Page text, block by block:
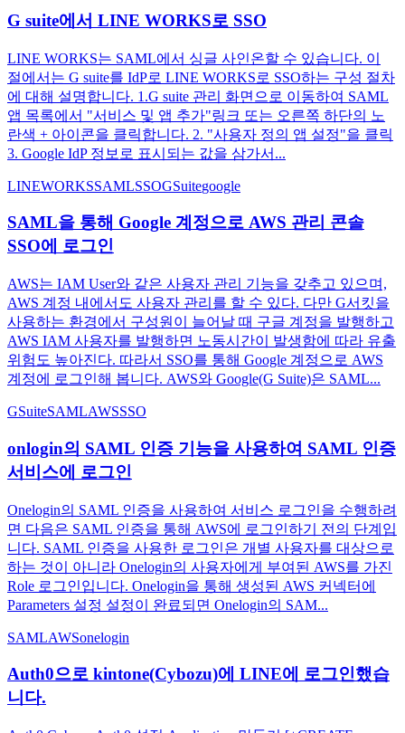
G suite에서 LINE WORKS로 SSO
LINE WORKS는 SAML에서 싱글 사인온할 수 있습니다. 이
절에서는 G suite를 IdP로 LINE WORKS로 SSO하는 구성 절차
에 대해 설명합니다. 1.G suite 관리 화면으로 이동하여 SAML
앱 목록에서 "서비스 및 앱 추가"링크 또는 오른쪽 하단의 노
란색 + 아이콘을 클릭합니다. 2. "사용자 정의 앱 설정"을 클릭
3. Google IdP 정보로 표시되는 값을 삼가서...
LINEWORKSSAMLSSOGSuitegoogle
SAML을 통해 Google 계정으로 AWS 관리 콘솔
SSO에 로그인
AWS는 IAM User와 같은 사용자 관리 기능을 갖추고 있으며,
AWS 계정 내에서도 사용자 관리를 할 수 있다. 다만 G서킷을
사용하는 환경에서 구성원이 늘어날 때 구글 계정을 발행하고
AWS IAM 사용자를 발행하면 노동시간이 발생함에 따라 유출
위험도 높아진다. 따라서 SSO를 통해 Google 계정으로 AWS
계정에 로그인해 봅니다. AWS와 Google(G Suite)은 SAML...
GSuiteSAMLAWSSSO
onlogin의 SAML 인증 기능을 사용하여 SAML 인증
서비스에 로그인
Onelogin의 SAML 인증을 사용하여 서비스 로그인을 수행하려
면 다음은 SAML 인증을 통해 AWS에 로그인하기 전의 단계입
니다. SAML 인증을 사용한 로그인은 개별 사용자를 대상으로
하는 것이 아니라 Onelogin의 사용자에게 부여된 AWS를 가진
Role 로그인입니다. Onelogin을 통해 생성된 AWS 커넥터에
Parameters 설정 설정이 완료되면 Onelogin의 SAM...
SAMLAWSonelogin
Auth0으로 kintone(Cybozu)에 LINE에 로그인했습
니다.